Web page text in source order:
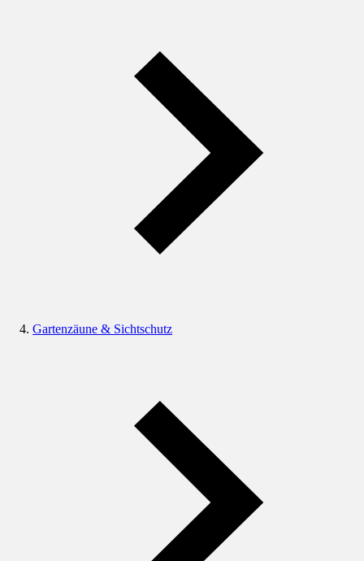
Gartenzäune & Sichtschutz